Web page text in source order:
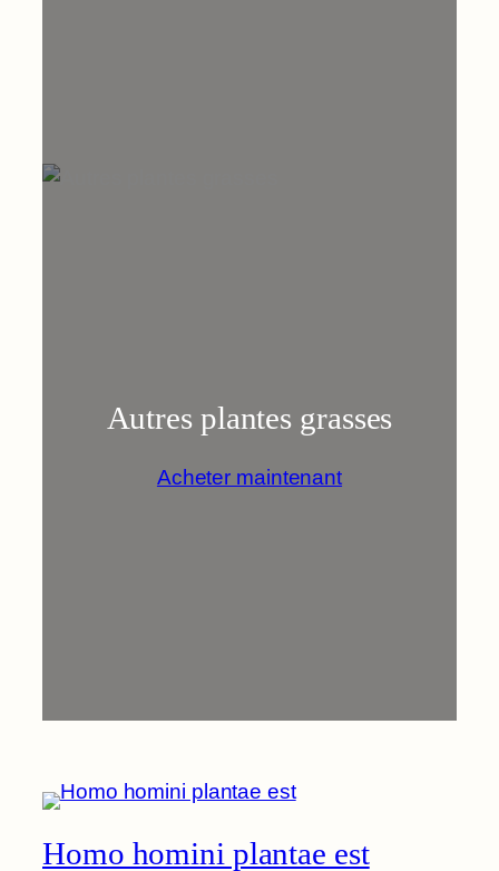
Autres plantes grasses
Acheter maintenant
Homo homini plantae est